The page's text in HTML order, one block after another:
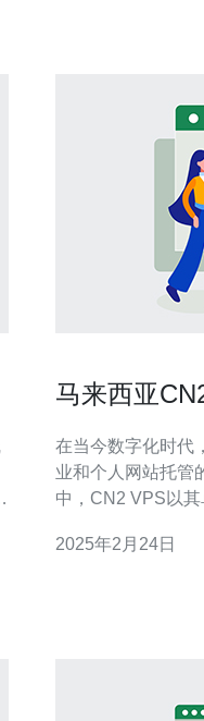
马来西亚
在当今数字化时代
业和个人网站托管
中，CN2 VPS以
定的虚拟专用服务器选择。 马来西亚
2025年2月24日